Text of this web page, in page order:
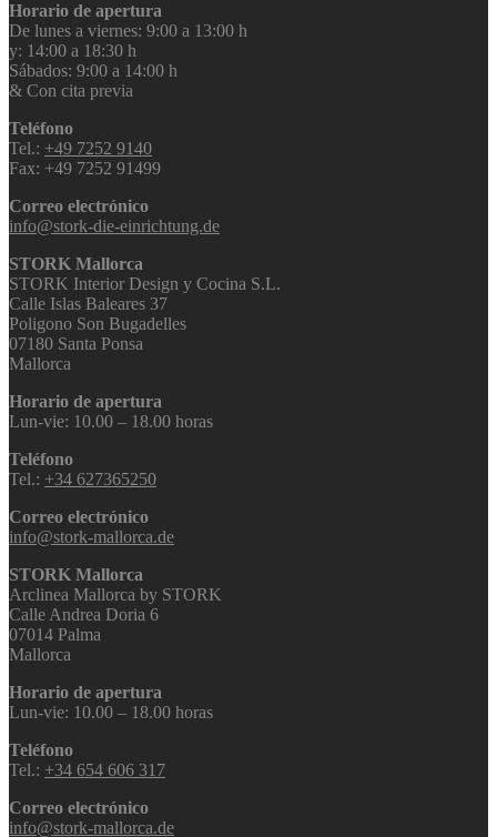
Horario de apertura
De lunes a viernes: 9:00 a 13:00 h
y: 14:00 a 18:30 h
Sábados: 9:00 a 14:00 h
& Con cita previa
Teléfono
Tel.: +49 7252 9140
Fax: +49 7252 91499
Correo electrónico
info@stork-die-einrichtung.de
STORK Mallorca
STORK Interior Design y Cocina S.L.
Calle Islas Baleares 37
Poligono Son Bugadelles
07180 Santa Ponsa
Mallorca
Horario de apertura
Lun-vie: 10.00 – 18.00 horas
Teléfono
Tel.: +34 627365250
Correo electrónico
info@stork-mallorca.de
STORK Mallorca
Arclinea Mallorca by STORK
Calle Andrea Doria 6
07014 Palma
Mallorca
Horario de apertura
Lun-vie: 10.00 – 18.00 horas
Teléfono
Tel.: +34 654 606 317
Correo electrónico
info@stork-mallorca.de